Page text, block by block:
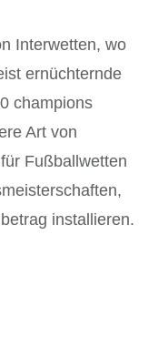
Interwetten, wo
ernüchternde
champions
Art von
Fußballwetten
installieren.